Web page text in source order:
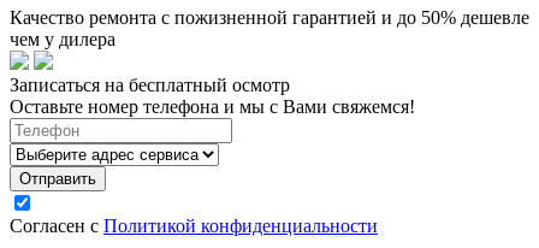
Качество ремонта с пожизненной гарантией и до 50% дешевле
чем у дилера
Записаться на бесплатный осмотр
Оставьте номер телефона и мы с Вами свяжемся!
Согласен с Политикой конфиденциальности